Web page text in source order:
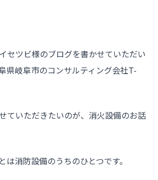
セツビ様のブログを書かせていただい
県岐阜市のコンサルティング会社T-
ていただきたいのが、消火設備のお話
は消防設備のうちのひとつです。